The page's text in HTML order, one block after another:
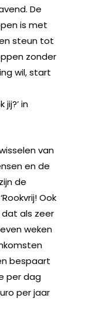
De
is met
steun tot
zonder
wil, start
jij?’ in
van
en de
de
Ook
dat als zeer
weken
bespaart
per dag
per jaar